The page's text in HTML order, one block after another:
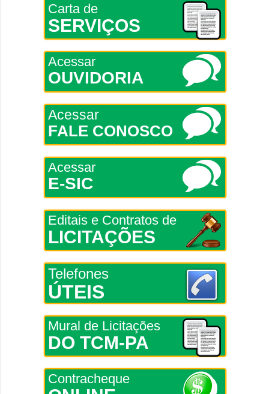
Carta de
SERVIÇOS
Acessar
OUVIDORIA
Acessar
FALE CONOSCO
Acessar
E-SIC
Editais e Contratos de
LICITAÇÕES
Telefones
ÚTEIS
Mural de Licitações
DO TCM-PA
Contracheque